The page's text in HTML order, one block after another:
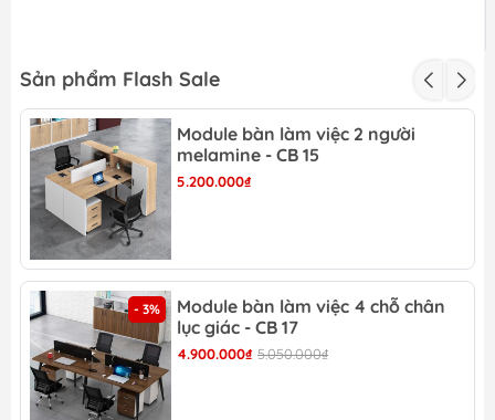
Chất
Liệu
Chất liệu gỗ công nghiệp MFC bề
mặt phủ melamine
Màu
sản
phẩm
Màu vân gỗ/ Màu tùy chọn
Bảo
hành
12 tháng
Ưu đãi
Miễn phí khảo sát, đo vẽ hiện trạng
tại văn phòng
Miễn phí dựng mô hình 3D (mặt bằng
và chi tiết sản phẩm)
Vui lòng gọi điện hoặc nhắn tin zalo
Sản phẩm Flash Sale
Module bàn làm việc 2 người
melamine - CB 15
5.200.000₫
- 3%
Module bàn làm việc 4 chỗ chân
lục giác - CB 17
4.900.000₫ 5.050.000₫